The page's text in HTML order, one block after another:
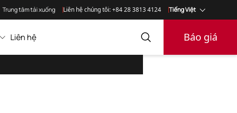
Trung tâm tải xuống Liên hệ chúng tôi: +84 28 3813 4124 Tiếng Việt
Liên hệ Báo giá